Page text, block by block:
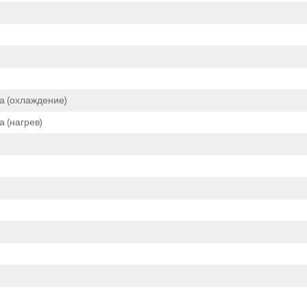
(охлаждение)
(нагрев)